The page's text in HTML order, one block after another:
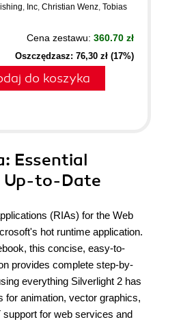
, Inc, Christian Wenz, Tobias
Cena zestawu: 360.70 zł
Oszczędzasz: 76,30 zł (17%)
do koszyka
: Essential
Up-to-Date
(RIAs) for the Web
hot runtime application.
this concise, easy-to-
provides complete step-by-
everything Silverlight 2 has
for animation, vector graphics,
for web services and